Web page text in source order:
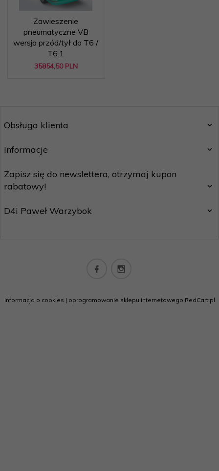
Zawieszenie
pneumatyczne VB
wersja przód/tył do T6 /
T6.1
35854,50 PLN
Obsługa klienta
Informacje
Zapisz się do newslettera, otrzymaj kupon
rabatowy!
D4i Paweł Warzybok
Informacja o cookies | oprogramowanie sklepu internetowego RedCart.pl